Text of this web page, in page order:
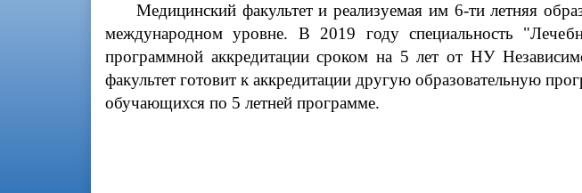
Медицинский факультет и реализуемая им 6-ти летняя
международном уровне. В 2019 году специальность
программной аккредитации сроком на 5 лет от НУ
факультет готовит к аккредитации другую образовательную
обучающихся по 5 летней программе.